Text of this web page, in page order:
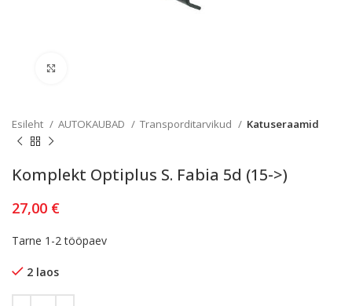
Esileht AUTOKAUBAD Transporditarvikud Katuseraamid
Komplekt Optiplus S. Fabia 5d (15->)
27,00 €
Tarne 1-2 tööpaev
2 laos